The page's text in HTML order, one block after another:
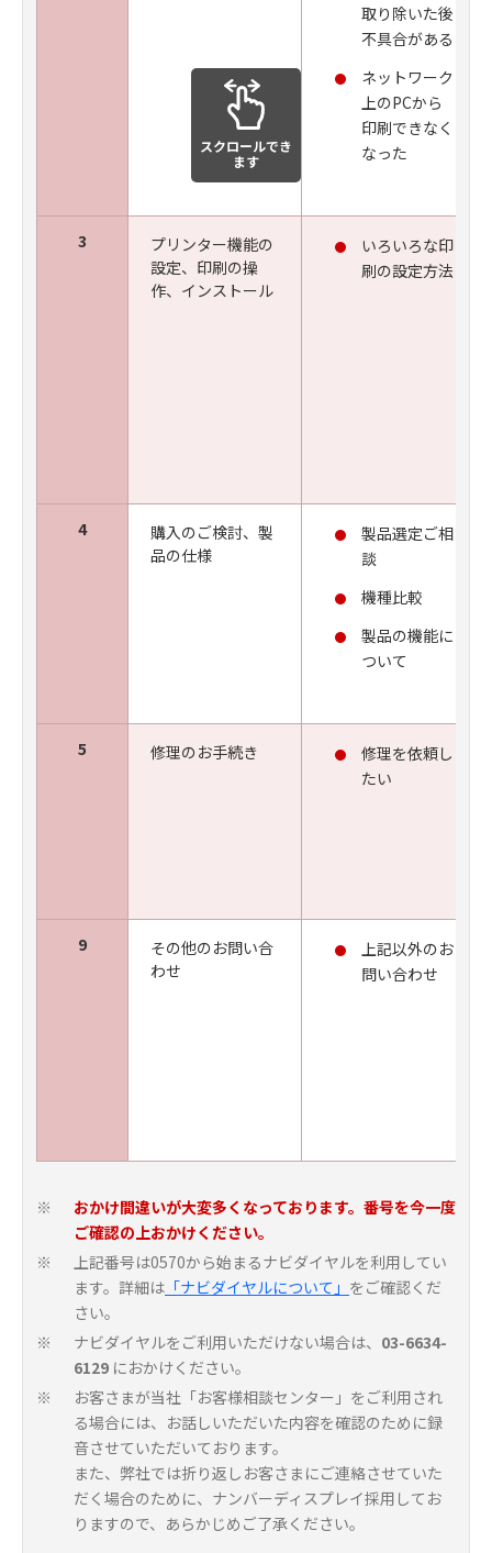
取り除いた後
不具合がある
ネットワーク
上のPCから
印刷できなく
なった
3
プリンター機能の
設定、印刷の操
作、インストール
いろいろな印
刷の設定方法
4
購入のご検討、製
品の仕様
製品選定ご相
談
機種比較
製品の機能に
ついて
5 修理のお手続き
修理を依頼し
たい
9
その他のお問い合
わせ
上記以外のお
問い合わせ
スクロールでき
ます
※
おかけ間違いが大変多くなっております。番号を今一度
ご確認の上おかけください。
※
上記番号は0570から始まるナビダイヤルを利用してい
ます。詳細は 「ナビダイヤルについて」 をご確認くだ
さい。
※ ナビダイヤルをご利用いただけない場合は、 03-6634-
6129 におかけください。
※
お客さまが当社「お客様相談センター」をご利用され
る場合には、お話しいただいた内容を確認のために録
音させていただいております。
また、弊社では折り返しお客さまにご連絡させていた
だく場合のために、ナンバーディスプレイ採用してお
りますので、あらかじめご了承ください。